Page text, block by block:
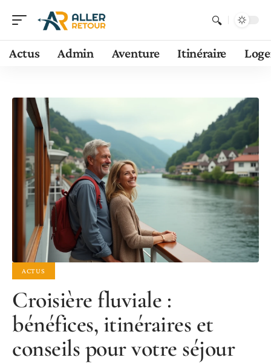
Actus Admin Aventure Itinéraire
ACTUS
Croisière fluviale :
bénéfices, itinéraires et
conseils pour votre séjour